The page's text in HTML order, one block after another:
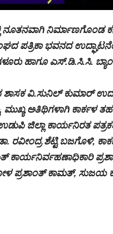
ನೂತನವಾಗಿ ನಿರ್ಮಾಣಗೊಂಡ
ಪತ್ರಿಕಾ ಭವನದ
ಹಾಗೂ ಎಸ್‌.ಡಿ.ಸಿ.ಸಿ.
ಶಾಸಕ ವಿ.ಸುನಿಲ್ ಕುಮಾರ್
ಮುಖ್ಯ ಅತಿಥಿಗಳಾಗಿ ಕಾರ್ಕಳ
ಜಿಲ್ಲಾ ಕಾರ್ಯನಿರತ
ಶೆಟ್ಟಿ ಬಜಗೊಳಿ,
ಕಾರ್ಯನಿರ್ವಹಣಾಧಿಕಾರಿ
ಪ್ರಶಾಂತ್ ಕಾಮತ್,